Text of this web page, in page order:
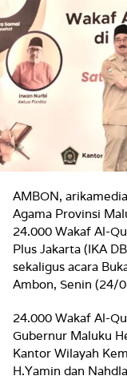
AMBON,
Agama Provinsi
24.000 Wakaf Al-
Plus Jakarta (IKA
sekaligus acara
Ambon, Senin (24/
24.000 Wakaf Al-
Gubernur Maluku
Kantor Wilayah
H.Yamin dan